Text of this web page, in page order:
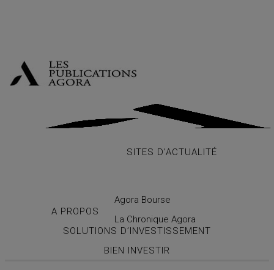
content
A PROPOS
SITES D’ACTUALITÉ
Agora Bourse
La Chronique Agora
SOLUTIONS D’INVESTISSEMENT
BIEN INVESTIR